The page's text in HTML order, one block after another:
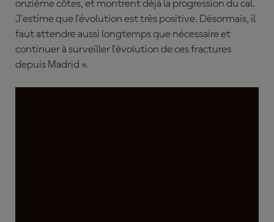
onzième côtes, et montrent déjà la progression du cal.
J'estime que l'évolution est très positive. Désormais, il
faut attendre aussi longtemps que nécessaire et
continuer à surveiller l'évolution de ces fractures
depuis Madrid ».